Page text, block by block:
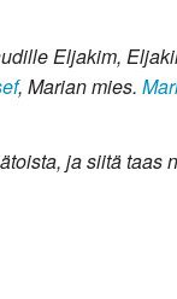
Eljakim,
, Marian mies.
ja siitä taas